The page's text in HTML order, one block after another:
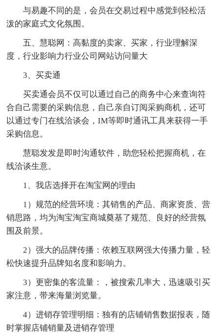
与易趣不同的是，会员在交易过程中感觉到轻松活
泼的家庭式文化氛围。
五、慧聪网：高黏度的卖家、买家，行业理解深
度，行业影响力行业公司网站访问量大
3、买卖通
买卖通会员不仅可以通过自己的商务中心来查询符
合自己需要的采购信息，自己亲自订阅采购商机，还可
以通过专门在线洽谈会，IM等即时通讯工具来获得一手
采购信息。
慧聪发发是即时沟通软件，助您轻松把握商机，在
线洽谈生意。
1、我店选择开在淘宝网的理由
1）规范的经营环境：其销售的产品、商家资质、营
销思路，均为淘宝淘宝商城奠基了规范、良好的经营氛
围及前景。
2）强大的品牌传播：依赖互联网强大传播力量，轻
松快速提升品牌知名度和影响力。
3）更密集的客流量：，被搜索几率大，迅速吸引买
家注意，带来海量浏览量。
4）进销存管理明细：独有的店铺销售数据报表，随
时掌握店铺销量及进销存管理